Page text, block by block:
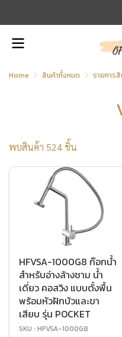
Home สินค้าทั้งหมด รายการสิ
พบสินค้า 524 ชิ้น
HFVSA-1000G8 ก๊อกน้ำ
สำหรับอ่างล้างชาม น้ำ
เดี่ยว คอสวิง แบบตั้งพื้น
พร้อมหัวฝักบัวและขา
เสียบ รุ่น POCKET
SKU : HFVSA-1000G8